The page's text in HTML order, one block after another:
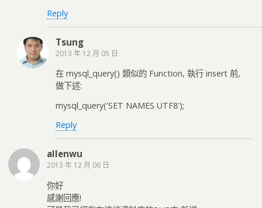
Reply
Tsung
2013 年 12 月 05 日
在 mysql_query() 類似的 Function, 執行 insert 前,
做下述:
mysql_query('SET NAMES UTF8');
Reply
allenwu
2013 年 12 月 06 日
你好
感謝回應!